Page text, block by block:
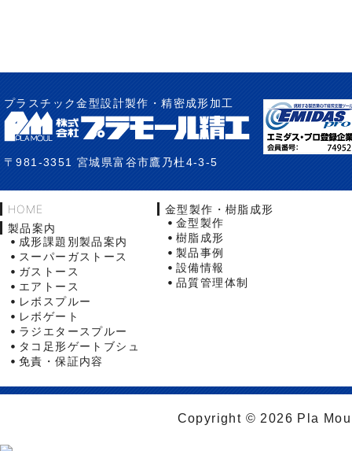
プラスチック金型設計製作・精密成形加工
〒981-3351 宮城県富谷市鷹乃杜4-3-5
HOME
製品案内
成形課題別製品案内
スーパーガストース
ガストース
エアトース
レボスプルー
レボゲート
ラジエタースプルー
タコ足形ゲートブシュ
免責・保証内容
金型製作・樹脂成形
金型製作
樹脂成形
製品事例
設備情報
品質管理体制
Copyright © 2026 Pla